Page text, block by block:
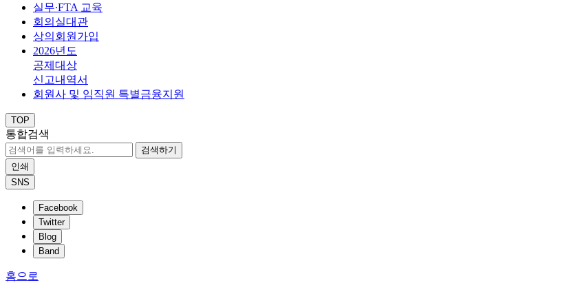
실무∙FTA 교육
회의실대관
상의회원가입
2026년도
공제대상
신고내역서
회원사 및 임직원 특별금융지원
TOP
통합검색
검색하기
인쇄
SNS
Facebook
Twitter
Blog
Band
홈으로